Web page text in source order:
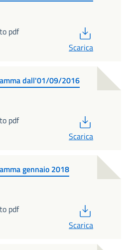
pdf
Scarica
dall'01/09/2016
pdf
Scarica
gennaio 2018
pdf
Scarica